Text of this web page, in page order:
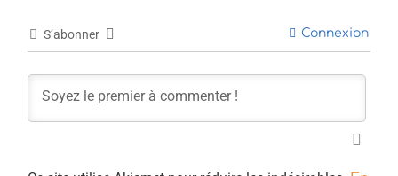
S’abonner Connexion